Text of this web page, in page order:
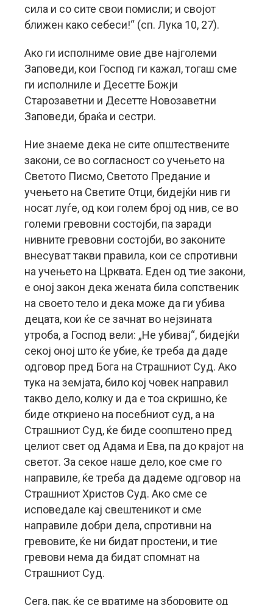
сила и со сите свои помисли; и својот
ближен како себеси!“ (сп. Лука 10, 27).
Ако ги исполниме овие две најголеми
Заповеди, кои Господ ги кажал, тогаш сме
ги исполниле и Десетте Божји
Старозаветни и Десетте Новозаветни
Заповеди, браќа и сестри.
Ние знаеме дека не сите општествените
закони, се во согласност со учењето на
Светото Писмо, Светото Предание и
учењето на Светите Отци, бидејќи нив ги
носат луѓе, од кои голем број од нив, се во
големи гревовни состојби, па заради
нивните гревовни состојби, во законите
внесуват такви правила, кои се спротивни
на учењето на Црквата. Еден од тие закони,
е оној закон дека жената била сопственик
на своето тело и дека може да ги убива
децата, кои ќе се зачнат во нејзината
утроба, а Господ вели: „Не убивај“, бидејќи
секој оној што ќе убие, ќе треба да даде
одговор пред Бога на Страшниот Суд. Ако
тука на земјата, било кој човек направил
такво дело, колку и да е тоа скришно, ќе
биде откриено на посебниот суд, а на
Страшниот Суд, ќе биде соопштено пред
целиот свет од Адама и Ева, па до крајот на
светот. За секое наше дело, кое сме го
направиле, ќе треба да дадеме одговор на
Страшниот Христов Суд. Ако сме се
исповедале кај свештеникот и сме
направиле добри дела, спротивни на
гревовите, ќе ни бидат простени, и тие
гревови нема да бидат спомнат на
Страшниот Суд.
Сега, пак, ќе се вратиме на зборовите од